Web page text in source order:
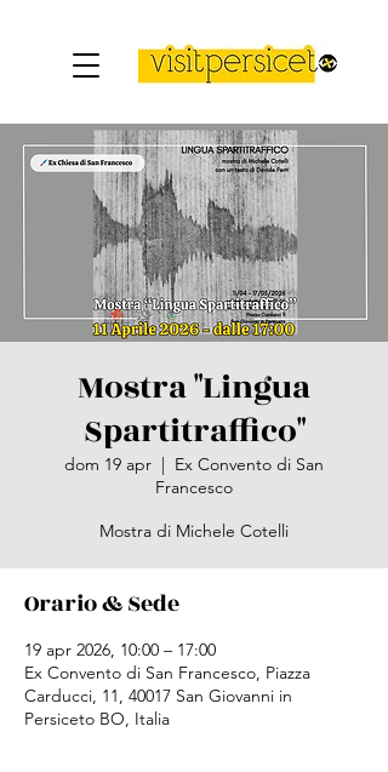
Mostra "Lingua
Spartitraffico"
dom 19 apr
  |
Ex Convento di San
Francesco
Mostra di Michele Cotelli
Orario & Sede
19 apr 2026, 10:00 – 17:00
Ex Convento di San Francesco, Piazza
Carducci, 11, 40017 San Giovanni in
Persiceto BO, Italia